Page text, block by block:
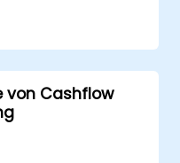
von Cashflow